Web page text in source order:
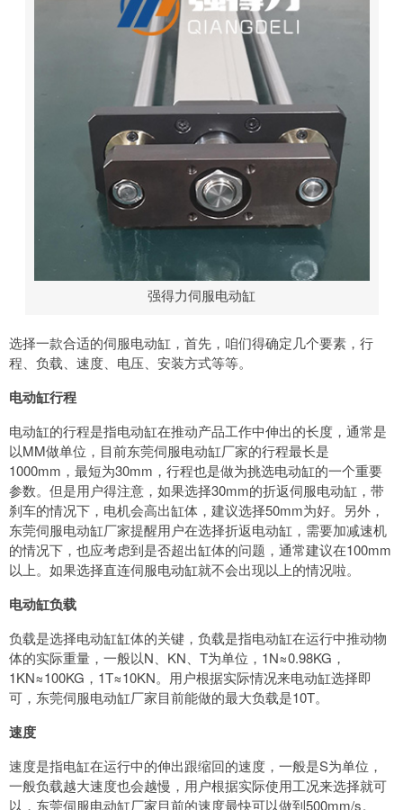
强得力伺服电动缸
选择一款合适的伺服电动缸，首先，咱们得确定几个要素，行
程、负载、速度、电压、安装方式等等。
电动缸行程
电动缸的行程是指电动缸在推动产品工作中伸出的长度，通常是
以MM做单位，目前东莞伺服电动缸厂家的行程最长是
1000mm，最短为30mm，行程也是做为挑选电动缸的一个重要
参数。但是用户得注意，如果选择30mm的折返伺服电动缸，带
刹车的情况下，电机会高出缸体，建议选择50mm为好。另外，
东莞伺服电动缸厂家提醒用户在选择折返电动缸，需要加减速机
的情况下，也应考虑到是否超出缸体的问题，通常建议在100mm
以上。如果选择直连伺服电动缸就不会出现以上的情况啦。
电动缸负载
负载是选择电动缸缸体的关键，负载是指电动缸在运行中推动物
体的实际重量，一般以N、KN、T为单位，1N≈0.98KG，
1KN≈100KG，1T≈10KN。用户根据实际情况来电动缸选择即
可，东莞伺服电动缸厂家目前能做的最大负载是10T。
速度
速度是指电缸在运行中的伸出跟缩回的速度，一般是S为单位，
一般负载越大速度也会越慢，用户根据实际使用工况来选择就可
以，东莞伺服电动缸厂家目前的速度最快可以做到500mm/s。